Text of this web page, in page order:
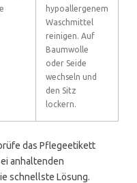
hypoallergenem
Waschmittel
reinigen. Auf
Baumwolle
oder Seide
wechseln und
den Sitz
lockern.
das Pflegeetikett
anhaltenden
schnellste Lösung.